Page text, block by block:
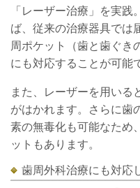
「レーザー治療」を実
ば、従来の治療器具では
周ポケット（歯と歯ぐき
にも対応することが可能
また、レーザーを用いる
がはかれます。さらに歯
素の無毒化も可能なため
ットもあります。
歯周外科治療にも対応